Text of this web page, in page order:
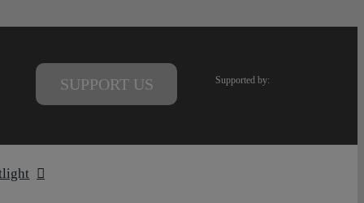
SUPPORT US Supported by: